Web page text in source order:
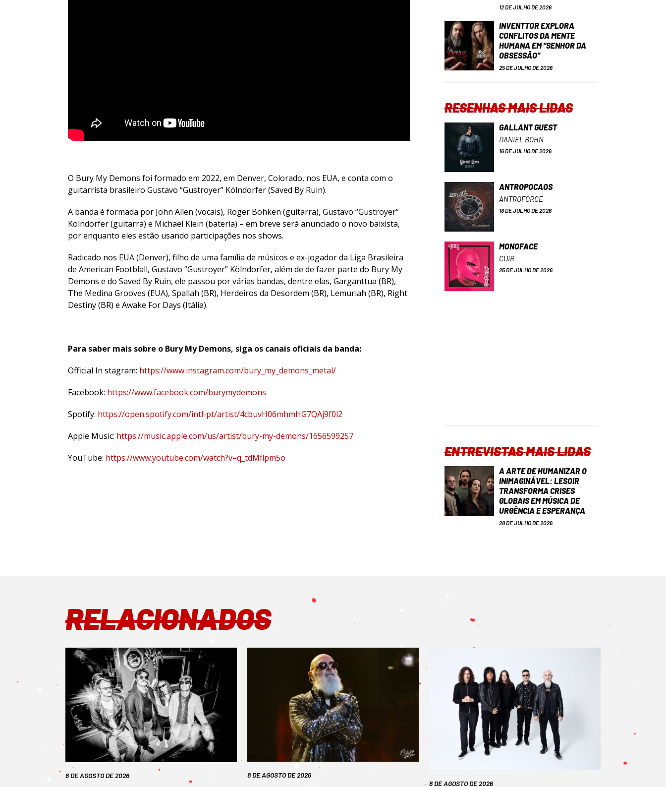
O Bury My Demons foi formado em 2022, em Denver, Colorado, nos EUA, e conta com o
guitarrista brasileiro Gustavo “Gustroyer” Kölndorfer (Saved By Ruin).
A banda é formada por John Allen (vocais), Roger Bohken (guitarra), Gustavo “Gustroyer”
Kölndorfer (guitarra) e Michael Klein (bateria) – em breve será anunciado o novo baixista,
por enquanto eles estão usando participações nos shows.
Radicado nos EUA (Denver), filho de uma família de músicos e ex-jogador da Liga Brasileira
de American Footblall, Gustavo “Gustroyer” Kölndorfer, além de de fazer parte do Bury My
Demons e do Saved By Ruin, ele passou por várias bandas, dentre elas, Garganttua (BR),
The Medina Grooves (EUA), Spallah (BR), Herdeiros da Desordem (BR), Lemuriah (BR), Right
Destiny (BR) e Awake For Days (Itália).
Para saber mais sobre o Bury My Demons, siga os canais oficiais da banda:
Official In stagram: https://www.instagram.com/bury_my_demons_metal/
Facebook: https://www.facebook.com/burymydemons
Spotify: https://open.spotify.com/intl-pt/artist/4cbuvH06mhmHG7QAj9f0l2
Apple Music: https://music.apple.com/us/artist/bury-my-demons/1656599257
YouTube: https://www.youtube.com/watch?v=q_tdMflpm5o
12 DE JULHO DE 2026
INVENTTOR EXPLORA
CONFLITOS DA MENTE
HUMANA EM “SENHOR DA
OBSESSÃO”
25 DE JULHO DE 2026
RESENHAS MAIS LIDAS
GALLANT GUEST
DANIEL BOHN
16 DE JULHO DE 2026
ANTROPOCAOS
ANTROFORCE
18 DE JULHO DE 2026
MONOFACE
CUIR
25 DE JULHO DE 2026
ENTREVISTAS MAIS LIDAS
A ARTE DE HUMANIZAR O
INIMAGINÁVEL: LESOIR
TRANSFORMA CRISES
GLOBAIS EM MÚSICA DE
URGÊNCIA E ESPERANÇA
28 DE JULHO DE 2026
RELACIONADOS
8 DE AGOSTO DE 2026 8 DE AGOSTO DE 2026
8 DE AGOSTO DE 2026